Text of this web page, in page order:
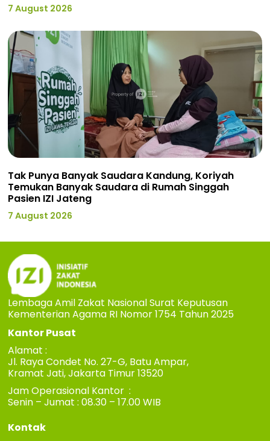
7 August 2026
Tak Punya Banyak Saudara Kandung, Koriyah
Temukan Banyak Saudara di Rumah Singgah
Pasien IZI Jateng
7 August 2026
Lembaga Amil Zakat Nasional Surat Keputusan
Kementerian Agama RI Nomor 1754 Tahun 2025
Kantor Pusat
Alamat :
Jl. Raya Condet No. 27-G, Batu Ampar,
Kramat Jati, Jakarta Timur 13520
Jam Operasional Kantor :
Senin – Jumat : 08.30 – 17.00 WIB
Kontak